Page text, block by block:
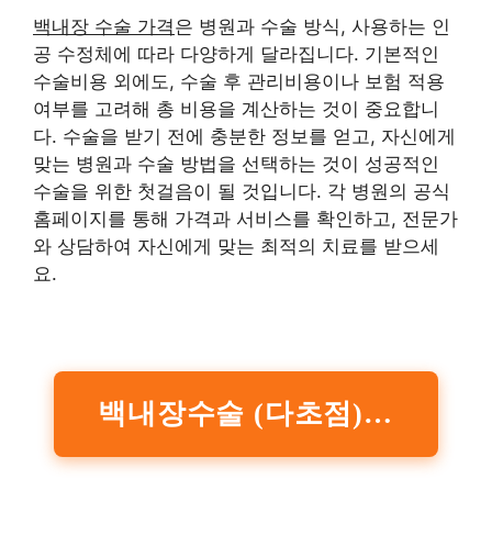
백내장 수술 가격은 병원과 수술 방식, 사용하는 인
공 수정체에 따라 다양하게 달라집니다. 기본적인
수술비용 외에도, 수술 후 관리비용이나 보험 적용
여부를 고려해 총 비용을 계산하는 것이 중요합니
다. 수술을 받기 전에 충분한 정보를 얻고, 자신에게
맞는 병원과 수술 방법을 선택하는 것이 성공적인
수술을 위한 첫걸음이 될 것입니다. 각 병원의 공식
홈페이지를 통해 가격과 서비스를 확인하고, 전문가
와 상담하여 자신에게 맞는 최적의 치료를 받으세
요.
백내장수술 (다초점) 가격/비용 – 모두닥